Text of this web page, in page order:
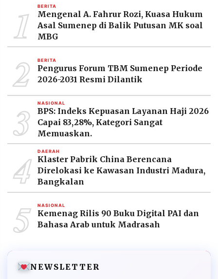
Resolusi.co
PT.
RESOLUSI
MEDIA
PRAMUDITA
1 BERITA
Mengenal A. Fahrur Rozi, Kuasa Hukum
Asal Sumenep di Balik Putusan MK soal
MBG
2 BERITA
Pengurus Forum TBM Sumenep Periode
2026-2031 Resmi Dilantik
3 NASIONAL
BPS: Indeks Kepuasan Layanan Haji 2026
Capai 83,28%, Kategori Sangat
Memuaskan.
4 DAERAH
Klaster Pabrik China Berencana
Direlokasi ke Kawasan Industri Madura,
Bangkalan
5 NASIONAL
Kemenag Rilis 90 Buku Digital PAI dan
Bahasa Arab untuk Madrasah
NEWSLETTER